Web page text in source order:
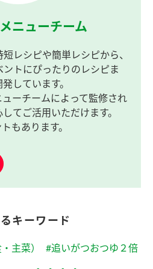
ニューチーム
レシピや簡単レシピから、
トにぴったりのレシピま
しています。
ーチームによって監修され
てご活用いただけます。
もあります。
キーワード
主菜） #追いがつおつゆ２倍